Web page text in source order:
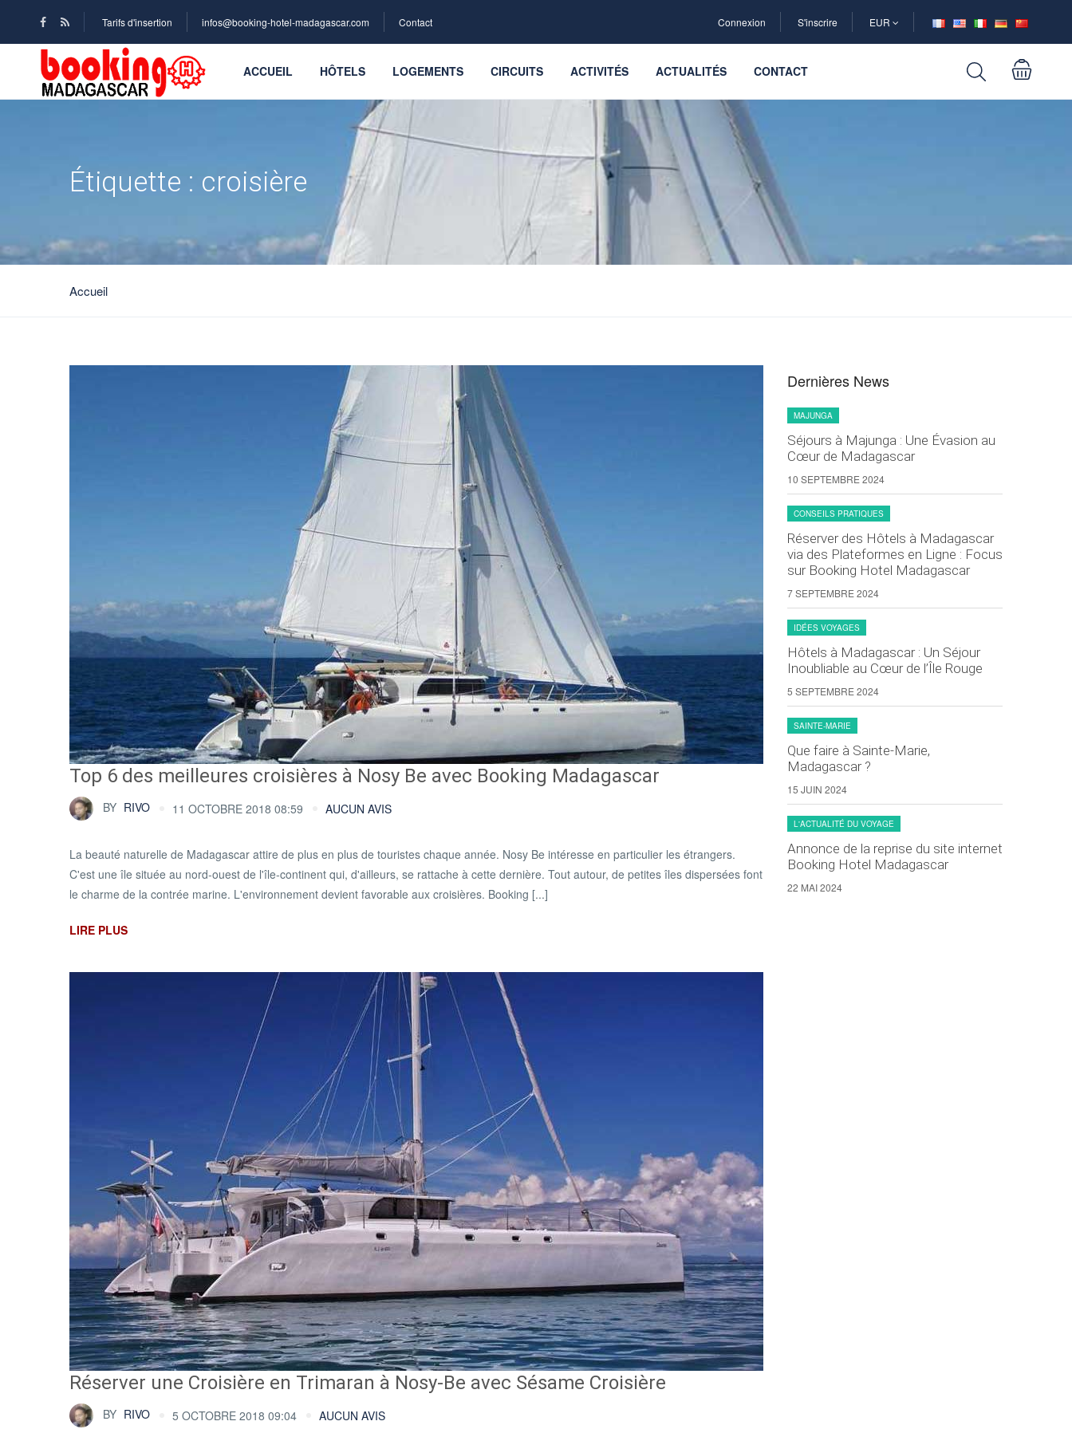
Tarifs d'insertion infos@booking-hotel-madagascar.com Contact Connexion S'inscrire EUR
ACCUEIL HÔTELS LOGEMENTS CIRCUITS ACTIVITÉS ACTUALITÉS CONTACT
Étiquette : croisière
Accueil
Top 6 des meilleures croisières à Nosy Be avec Booking Madagascar
BY RIVO 11 OCTOBRE 2018 08:59 AUCUN AVIS
La beauté naturelle de Madagascar attire de plus en plus de touristes chaque année. Nosy Be intéresse en particulier les étrangers.
C'est une île située au nord-ouest de l'île-continent qui, d'ailleurs, se rattache à cette dernière. Tout autour, de petites îles dispersées font
le charme de la contrée marine. L'environnement devient favorable aux croisières. Booking [...]
LIRE PLUS
Réserver une Croisière en Trimaran à Nosy-Be avec Sésame Croisière
BY RIVO 5 OCTOBRE 2018 09:04 AUCUN AVIS
Dernières News
MAJUNGA
Séjours à Majunga : Une Évasion au
Cœur de Madagascar
10 SEPTEMBRE 2024
CONSEILS PRATIQUES
Réserver des Hôtels à Madagascar
via des Plateformes en Ligne : Focus
sur Booking Hotel Madagascar
7 SEPTEMBRE 2024
IDÉES VOYAGES
Hôtels à Madagascar : Un Séjour
Inoubliable au Cœur de l’Île Rouge
5 SEPTEMBRE 2024
SAINTE-MARIE
Que faire à Sainte-Marie,
Madagascar ?
15 JUIN 2024
L'ACTUALITÉ DU VOYAGE
Annonce de la reprise du site internet
Booking Hotel Madagascar
22 MAI 2024